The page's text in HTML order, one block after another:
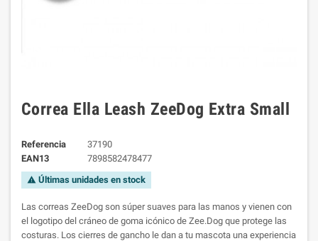
Correa Ella Leash ZeeDog Extra Small
Referencia
37190
EAN13
7898582478477
warning Últimas unidades en stock
Las correas ZeeDog son súper suaves para las manos y vienen con
el logotipo del cráneo de goma icónico de Zee.Dog que protege las
costuras. Los cierres de gancho le dan a tu mascota una experiencia